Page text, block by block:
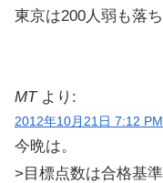
東京は200人弱も落
MT より:
2012年10月21日 7:12 PM
今晩は。
>目標点数は合格基